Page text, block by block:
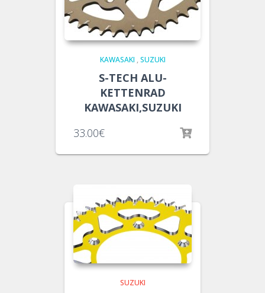
KAWASAKI , SUZUKI
S-TECH ALU-
KETTENRAD
KAWASAKI,SUZUKI
33.00€
SUZUKI